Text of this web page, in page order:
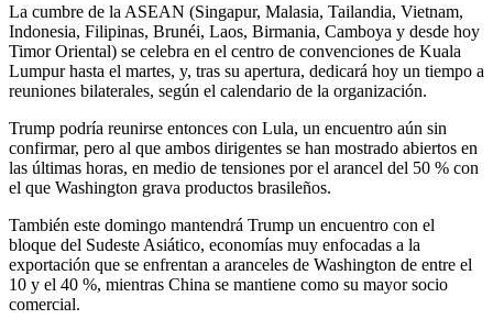
La cumbre de la ASEAN (Singapur, Malasia, Tailandia, Vietnam,
Indonesia, Filipinas, Brunéi, Laos, Birmania, Camboya y desde hoy
Timor Oriental) se celebra en el centro de convenciones de Kuala
Lumpur hasta el martes, y, tras su apertura, dedicará hoy un tiempo a
reuniones bilaterales, según el calendario de la organización.
Trump podría reunirse entonces con Lula, un encuentro aún sin
confirmar, pero al que ambos dirigentes se han mostrado abiertos en
las últimas horas, en medio de tensiones por el arancel del 50 % con
el que Washington grava productos brasileños.
También este domingo mantendrá Trump un encuentro con el
bloque del Sudeste Asiático, economías muy enfocadas a la
exportación que se enfrentan a aranceles de Washington de entre el
10 y el 40 %, mientras China se mantiene como su mayor socio
comercial.